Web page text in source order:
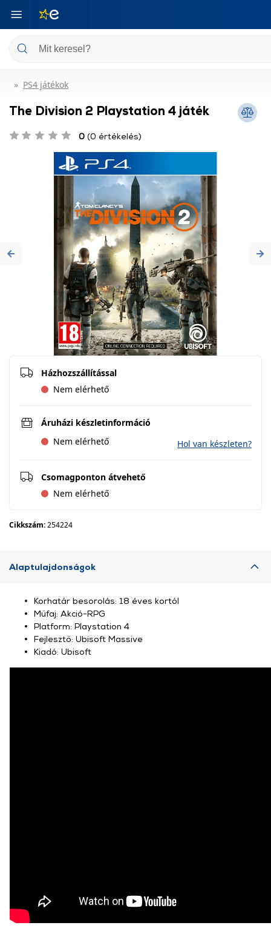
PS4 játékok
The Division 2 Playstation 4 játék
0 (0 értékelés)
Previous
Házhozszállítással
Nem elérhető
Áruházi készletinformáció
Nem elérhető
Hol van készleten?
Csomagponton átvehető
Nem elérhető
Cikkszám:254224
Alaptulajdonságok
Korhatár besorolás: 18 éves kortól
Műfaj: Akció-RPG
Platform: Playstation 4
Fejlesztő: Ubisoft Massive
Kiadó: Ubisoft